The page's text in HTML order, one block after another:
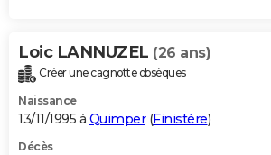
Loic LANNUZEL (26 ans)
Créer une cagnotte obsèques
Naissance
13/11/1995 à Quimper(Finistère)
Décès